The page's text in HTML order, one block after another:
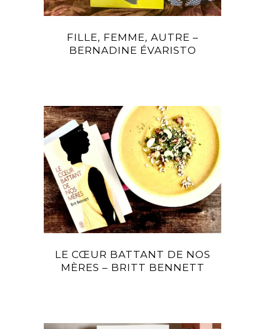
FILLE, FEMME, AUTRE –
BERNADINE ÉVARISTO
LE CŒUR BATTANT DE NOS
MÈRES – BRITT BENNETT